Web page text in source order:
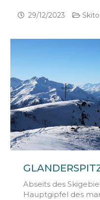
29/12/2023
Abseits des
Hauptgipfel des